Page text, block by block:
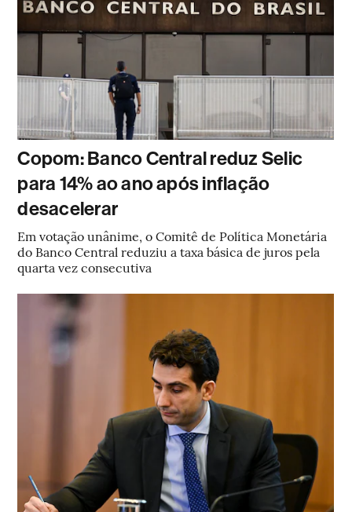
Copom: Banco Central reduz Selic
para 14% ao ano após inflação
desacelerar
Em votação unânime, o Comitê de Política Monetária
do Banco Central reduziu a taxa básica de juros pela
quarta vez consecutiva